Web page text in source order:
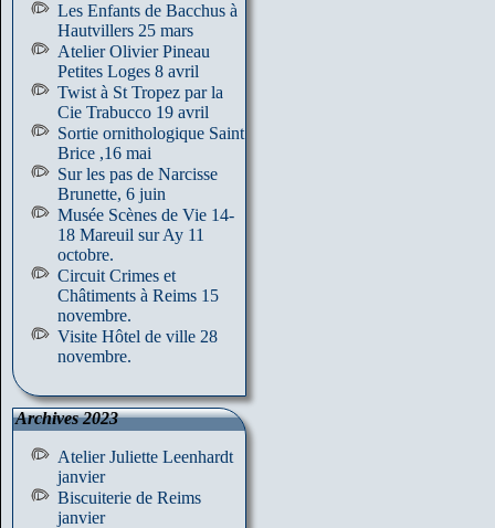
Les Enfants de Bacchus à
Hautvillers 25 mars
Atelier Olivier Pineau
Petites Loges 8 avril
Twist à St Tropez par la
Cie Trabucco 19 avril
Sortie ornithologique Saint
Brice ,16 mai
Sur les pas de Narcisse
Brunette, 6 juin
Musée Scènes de Vie 14-
18 Mareuil sur Ay 11
octobre.
Circuit Crimes et
Châtiments à Reims 15
novembre.
Visite Hôtel de ville 28
novembre.
Archives 2023
Atelier Juliette Leenhardt
janvier
Biscuiterie de Reims
janvier